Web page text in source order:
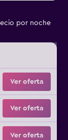
por noche
Ver oferta
Ver oferta
Ver oferta